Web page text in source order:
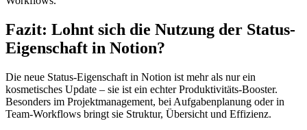
Fazit: Lohnt sich die Nutzung der Status-
Eigenschaft in Notion?
Die neue Status-Eigenschaft in Notion ist mehr als nur ein
kosmetisches Update – sie ist ein echter Produktivitäts-Booster.
Besonders im Projektmanagement, bei Aufgabenplanung oder in
Team-Workflows bringt sie Struktur, Übersicht und Effizienz.